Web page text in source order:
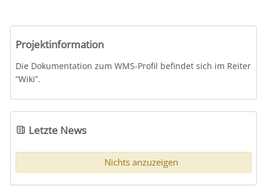
Projektinformation
Die Dokumentation zum WMS-Profil befindet sich im Reiter
“Wiki”.
Letzte News
Nichts anzuzeigen